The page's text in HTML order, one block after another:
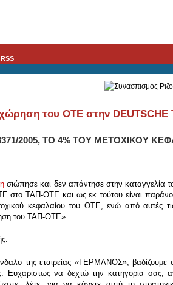
RSS
του ΟΤΕ στην DEUTSCHE
2005, ΤΟ 4% ΤΟΥ ΜΕΤΟΧΙΚΟΥ
σιώπησε και δεν απάντησε στην καταγγελία
ΤΑΠ-ΟΤΕ και ως εκ τούτου είναι
κεφαλαίου του ΟΤΕ, ενώ από αυτές
του ΤΑΠ-ΟΤΕ».
της εταιρείας «ΓΕΡΜΑΝΟΣ», βαδίζουμε
να δεχτώ την κατηγορία σας,